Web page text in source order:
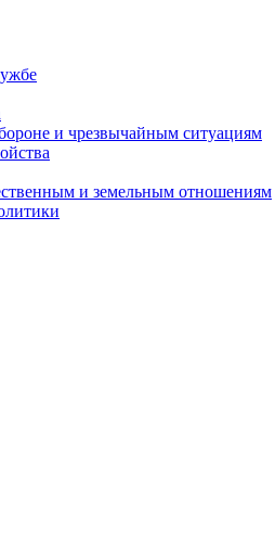
и чрезвычайным ситуациям
и земельным отношениям